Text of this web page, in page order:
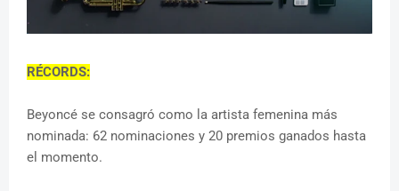
RÉCORDS:
Beyoncé se consagró como la artista femenina más
nominada: 62 nominaciones y 20 premios ganados hasta
el momento.